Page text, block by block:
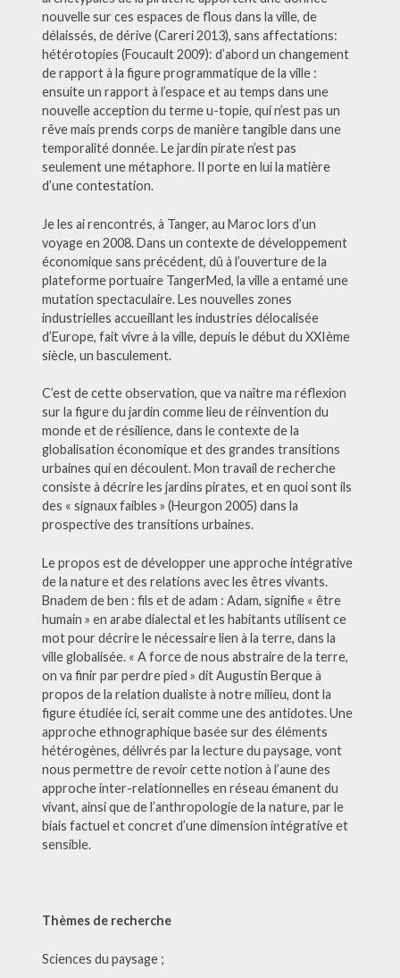
nouvelle sur ces espaces de flous dans la ville, de
délaissés, de dérive (Careri 2013), sans affectations:
hétérotopies (Foucault 2009): d’abord un changement
de rapport à la figure programmatique de la ville :
ensuite un rapport à l’espace et au temps dans une
nouvelle acception du terme u-topie, qui n’est pas un
rêve mais prends corps de manière tangible dans une
temporalité donnée. Le jardin pirate n’est pas
seulement une métaphore. Il porte en lui la matière
d’une contestation.
Je les ai rencontrés, à Tanger, au Maroc lors d’un
voyage en 2008. Dans un contexte de développement
économique sans précédent, dû à l’ouverture de la
plateforme portuaire TangerMed, la ville a entamé une
mutation spectaculaire. Les nouvelles zones
industrielles accueillant les industries délocalisée
d’Europe, fait vivre à la ville, depuis le début du XXIème
siècle, un basculement.
C’est de cette observation, que va naître ma réflexion
sur la figure du jardin comme lieu de réinvention du
monde et de résilience, dans le contexte de la
globalisation économique et des grandes transitions
urbaines qui en découlent. Mon travail de recherche
consiste à décrire les jardins pirates, et en quoi sont ils
des « signaux faibles » (Heurgon 2005) dans la
prospective des transitions urbaines.
Le propos est de développer une approche intégrative
de la nature et des relations avec les êtres vivants.
Bnadem de ben : fils et de adam : Adam, signifie « être
humain » en arabe dialectal et les habitants utilisent ce
mot pour décrire le nécessaire lien à la terre, dans la
ville globalisée. « A force de nous abstraire de la terre,
on va finir par perdre pied » dit Augustin Berque à
propos de la relation dualiste à notre milieu, dont la
figure étudiée ici, serait comme une des antidotes. Une
approche ethnographique basée sur des éléments
hétérogènes, délivrés par la lecture du paysage, vont
nous permettre de revoir cette notion à l’aune des
approche inter-relationnelles en réseau émanent du
vivant, ainsi que de l’anthropologie de la nature, par le
biais factuel et concret d’une dimension intégrative et
sensible.
Thèmes de recherche
Sciences du paysage ;